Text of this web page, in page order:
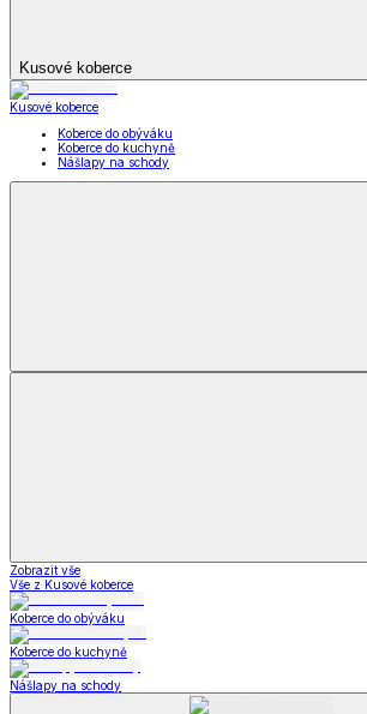
Kusové koberce
Kusové koberce
Koberce do obýváku
Koberce do kuchyně
Nášlapy na schody
Zobrazit vše
Vše z Kusové koberce
Koberce do obýváku
Koberce do kuchyně
Nášlapy na schody